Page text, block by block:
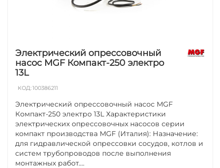
Электрический опрессовочный
насос MGF Компакт-250 электро
13L
КОД:100386211
Электрический опрессовочный насос MGF
Компакт-250 электро 13L Характеристики
электрических опрессовочных насосов серии
компакт производства MGF (Италия): Назначение:
для гидравлической опрессовки сосудов, котлов и
систем трубопроводов после выполнения
монтажных работ....